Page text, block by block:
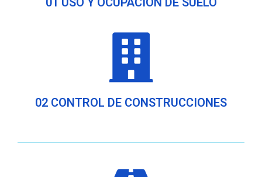
02 CONTROL DE CONSTRUCCIONES